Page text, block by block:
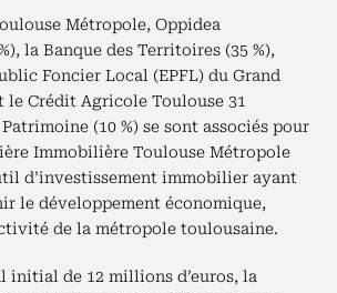
Métropole, Oppidea
la Banque des Territoires (35 %),
Foncier Local (EPFL) du Grand
le Crédit Agricole Toulouse 31
(10 %) se sont associés pour
Immobilière Toulouse Métropole
d’investissement immobilier ayant
le développement économique,
de la métropole toulousaine.
initial de 12 millions d’euros, la